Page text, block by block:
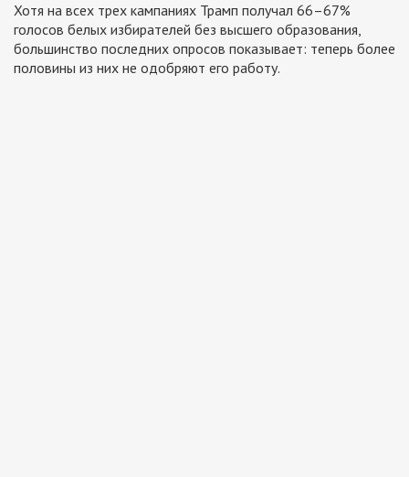
Хотя на всех трех кампаниях Трамп получал 66–67%
голосов белых избирателей без высшего образования,
большинство последних опросов показывает: теперь более
половины из них не одобряют его работу.